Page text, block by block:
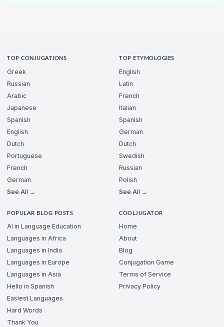
TOP CONJUGATIONS
Greek
Russian
Arabic
Japanese
Spanish
English
Dutch
Portuguese
French
German
See All →
TOP ETYMOLOGIES
English
Latin
French
Italian
Spanish
German
Dutch
Swedish
Russian
Polish
See All →
POPULAR BLOG POSTS
AI in Language Education
Languages in Africa
Languages in India
Languages in Europe
Languages in Asia
Hello in Spanish
Easiest Languages
Hard Words
Thank You
COOLJUGATOR
Home
About
Blog
Conjugation Game
Terms of Service
Privacy Policy